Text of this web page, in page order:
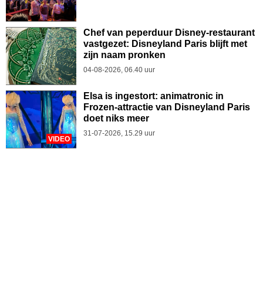
Chef van peperduur Disney-restaurant
vastgezet: Disneyland Paris blijft met
zijn naam pronken
04-08-2026, 06.40 uur
VIDEO
Elsa is ingestort: animatronic in
Frozen-attractie van Disneyland Paris
doet niks meer
31-07-2026, 15.29 uur